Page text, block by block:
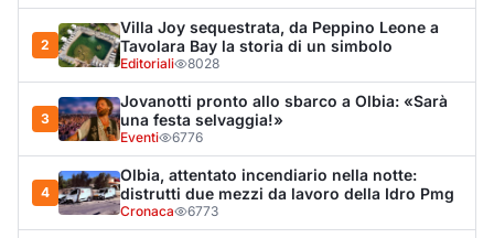
2
Villa Joy sequestrata, da Peppino Leone a
Tavolara Bay la storia di un simbolo
Editoriali 8028
3
Jovanotti pronto allo sbarco a Olbia: «Sarà
una festa selvaggia!»
Eventi 6776
4
Olbia, attentato incendiario nella notte:
distrutti due mezzi da lavoro della Idro Pmg
Cronaca 6773